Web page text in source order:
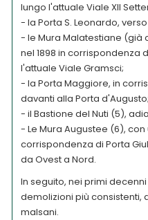
lungo l'attuale Viale XII
- la Porta S. Leonardo, verso
- le Mura Malatestiane (già
nel 1898 in corrispondenza
l'attuale Viale Gramsci;
- la Porta Maggiore, in
davanti alla Porta d'Augusto;
- il Bastione del Nuti (5),
- Le Mura Augustee (6),
corrispondenza di Porta
da Ovest a Nord.
In seguito, nei primi
demolizioni più consistenti,
malsani.